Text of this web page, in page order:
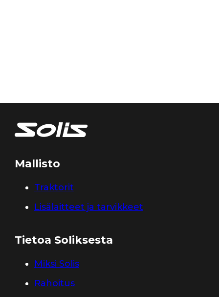
Mallisto
Traktorit
Lisälaitteet ja tarvikkeet
Tietoa Soliksesta
Miksi Solis
Rahoitus